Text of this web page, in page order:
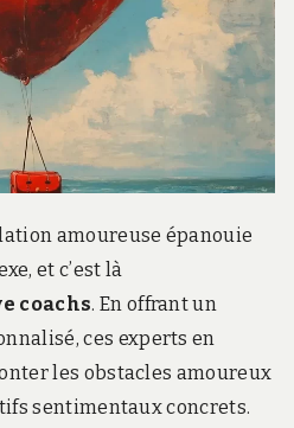
amoureuse épanouie
et c’est là
coachs. En offrant un
ces experts en
les obstacles amoureux
sentimentaux concrets.